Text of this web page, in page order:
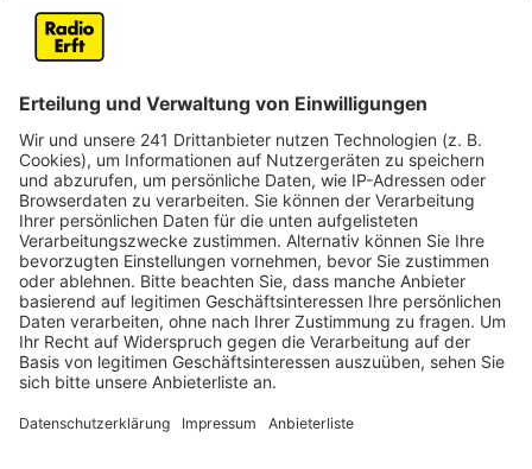
Gleich zwei Unfälle auf der B59 bei Pulheim haben am
Dienstagvormittag (13.01.) für eine Menge Arbeit bei
Bauschutt beladener Anhänger an einem Auto ins
Schleudern geraten und dann umgekippt. Dabei
wurden mehrere Fahrspuren blockiert. Da nicht sofort
ein Abschleppunternehmen verfügbar war, hatte die
Feuerwehr mit der Bergung begonnen. Nachdem dann
der Abschleppunternehmer eingetroffen war, konnten
die Einsatzkräfte die Unfallstelle nach einer halben
Stunden wieder verlassen. Nach noch nicht einmal
einem Kilometer stießen die Retter dann auf einen
Lkw, der bei einem missglückten Wendemanöver mit
dem Heck in den Straßengraben gerutscht war. Bis
zum Eintreffen der Polizei sicherte die Feuerwehr den